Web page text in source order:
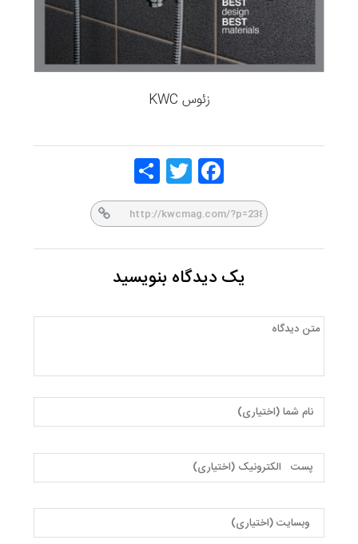
زئوس KWC
Face
book
Twitt
er
یک دیدگاه بنویسید